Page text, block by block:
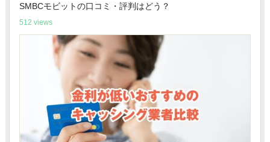
SMBCモビットの口コミ・評判はどう？
512 views